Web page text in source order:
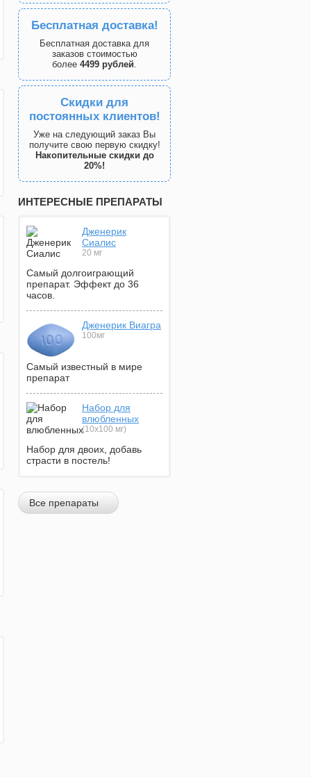
Бесплатная доставка!
Бесплатная доставка для
заказов стоимостью
более 4499 рублей.
Скидки для
постоянных клиентов!
Уже на следующий заказ Вы
получите свою первую скидку!
Накопительные скидки до
20%!
ИНТЕРЕСНЫЕ ПРЕПАРАТЫ
Дженерик
Сиалис
20 мг
Самый долгоиграющий
препарат. Эффект до 36
часов.
Дженерик Виагра
100мг
Самый известный в мире
препарат
Набор для
влюбленных
(10х100 мг)
Набор для двоих, добавь
страсти в постель!
Все препараты